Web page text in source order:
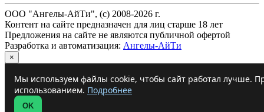
ООО "Ангелы-АйТи", (c) 2008-2026 г.
Контент на сайте предназначен для лиц старше 18 лет
Предложения на сайте не являются публичной офертой
Разработка и автоматизация: Ангелы-АйТи
×
Мы используем файлы cookie, чтобы сайт работал лучше.
использованием. Подробнее
OK